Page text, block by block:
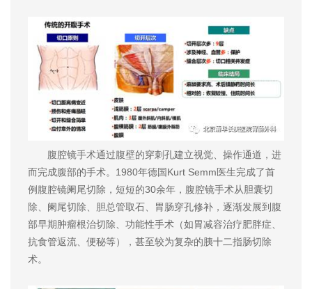
腹腔镜手术通过腹壁的穿刺孔建立视觉、操作通道，进
而完成腹部的手术。1980年德国Kurt Semm医生完成了首
例腹腔镜阑尾切除，短短的30余年，腹腔镜手术从胆囊切
除、阑尾切除、胆总管取石、胃肠穿孔修补，逐渐发展到腹
部早期肿瘤根治切除、功能性手术（如胃减容治疗肥胖症、
抗食管返流、便秘等），甚至较为复杂的胰十二指肠切除
术。